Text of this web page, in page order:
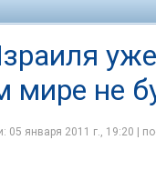
мире не
05 января 2011 г., 19:20 |